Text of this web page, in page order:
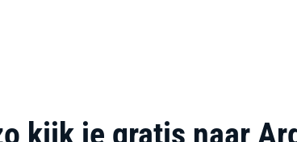
kijk je gratis naar